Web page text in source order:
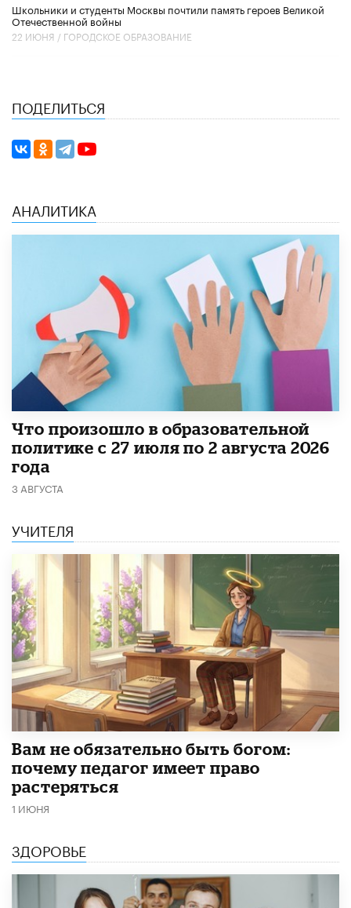
Школьники и студенты Москвы почтили память героев Великой
Отечественной войны
22 ИЮНЯ / ГОРОДСКОЕ ОБРАЗОВАНИЕ
ПОДЕЛИТЬСЯ
АНАЛИТИКА
​Что произошло в образовательной
политике с 27 июля по 2 августа 2026
года
3 АВГУСТА
УЧИТЕЛЯ
​Вам не обязательно быть богом:
почему педагог имеет право
растеряться
1 ИЮНЯ
ЗДОРОВЬЕ